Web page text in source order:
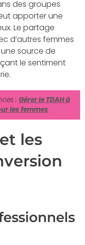
des groupes
apporter une
Le partage
d’autres femmes
source de
le sentiment
: Gérer le TDAH à
les femmes
les